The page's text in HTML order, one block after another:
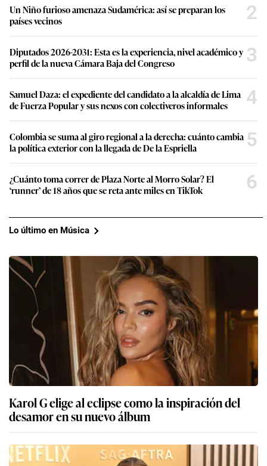
Un Niño furioso amenaza Sudamérica: así se preparan los
países vecinos
2
Diputados 2026-2031: Esta es la experiencia, nivel académico y
perfil de la nueva Cámara Baja del Congreso
3
Samuel Daza: el expediente del candidato a la alcaldía de Lima
de Fuerza Popular y sus nexos con colectiveros informales
4
Colombia se suma al giro regional a la derecha: cuánto cambia
la política exterior con la llegada de De la Espriella
5
¿Cuánto toma correr de Plaza Norte al Morro Solar? El
‘runner’ de 18 años que se reta ante miles en TikTok
6
Lo último en Música
Karol G elige al eclipse como la inspiración del
desamor en su nuevo álbum